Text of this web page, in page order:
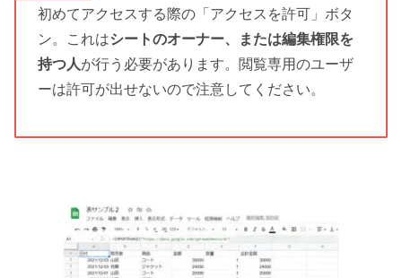
初めてアクセスする際の「アクセスを許可」ボタ
ン。これはシートのオーナー、または編集権限を
持つ人が行う必要があります。閲覧専用のユーザ
ーは許可が出せないので注意してください。